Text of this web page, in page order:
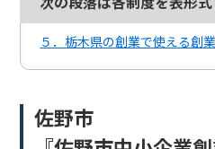
５．栃木県の創業で使える創
佐野市